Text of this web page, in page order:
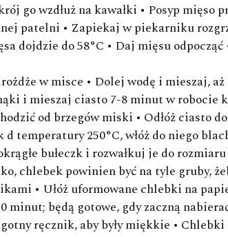
400
sól
SOS
2
200
100
3
sól
ok. 2
go wzdłuż na kawałki • Posyp mięso
patelni • Zapiekaj w piekarniku
dojdzie do 58°C • Daj mięsu
w misce • Dolej wodę i mieszaj,
i mieszaj ciasto 7-8 minut w robocie
od brzegów miski • Odłóż ciasto
temperatury 250°C, włóż do niego
bułeczk i rozwałkuj je do
chlebek powinien być na tyle gruby,
• Ułóż uformowane chlebki na
minut; będą gotowe, gdy zaczną
ręcznik, aby były miękkie • Chlebki